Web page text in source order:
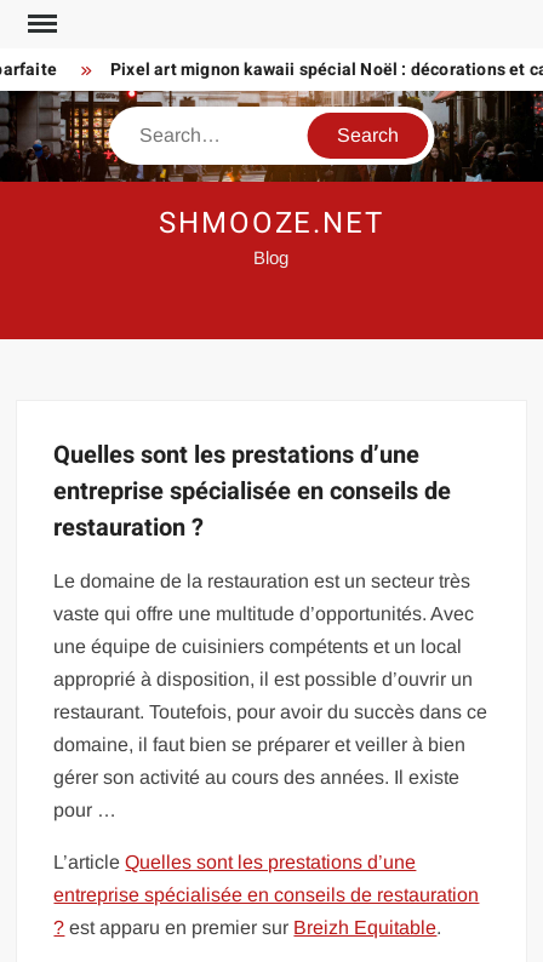
Skip
content
Pixel art mignon kawaii spécial Noël : décorations et
Search
SHMOOZE.NET
Blog
Quelles sont les prestations d’une
entreprise spécialisée en conseils de
restauration ?
Le domaine de la restauration est un secteur très
vaste qui offre une multitude d’opportunités. Avec
une équipe de cuisiniers compétents et un local
approprié à disposition, il est possible d’ouvrir un
restaurant. Toutefois, pour avoir du succès dans ce
domaine, il faut bien se préparer et veiller à bien
gérer son activité au cours des années. Il existe
pour …
L’articleQuelles sont les prestations d’une
entreprise spécialisée en conseils de restauration
? est apparu en premier sur Breizh Equitable.